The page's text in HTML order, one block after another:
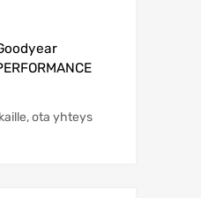
ota yhteys